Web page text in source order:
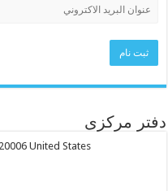
دفتر مرکزی
United States